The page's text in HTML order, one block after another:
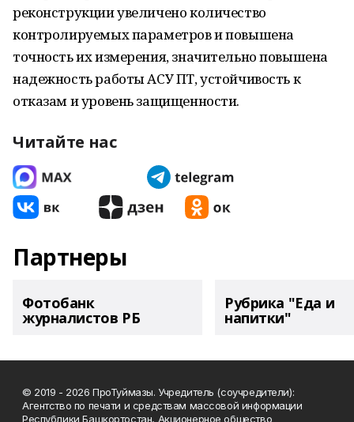
реконструкции увеличено количество
контролируемых параметров и повышена
точность их измерения, значительно повышена
надежность работы АСУ ПТ, устойчивость к
отказам и уровень защищенности.
Читайте нас
Партнеры
Фотобанк
журналистов РБ
Рубрика "Еда и
напитки"
© 2019 - 2026 ПроТуймазы. Учредитель (соучредители):
Агентство по печати и средствам массовой информации
Республики Башкортостан, Акционерное общество